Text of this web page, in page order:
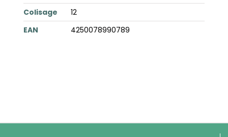
Colisage
12
EAN
4250078990789